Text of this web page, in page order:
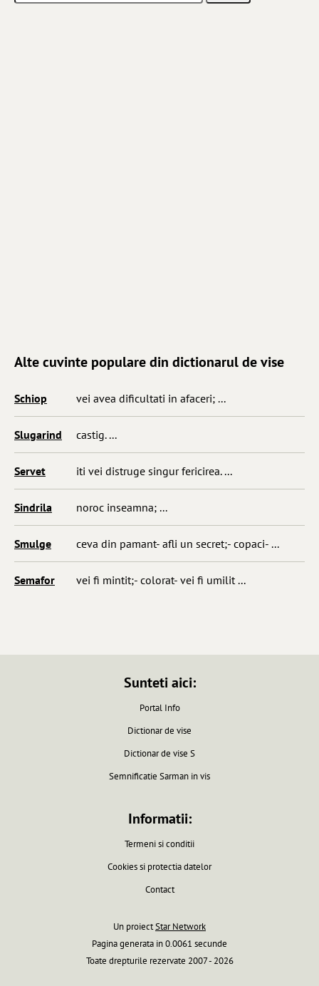
Alte cuvinte populare din dictionarul de vise
Schiop vei avea dificultati in afaceri; ...
Slugarind castig. ...
Servet iti vei distruge singur fericirea. ...
Sindrila noroc inseamna; ...
Smulge ceva din pamant- afli un secret;- copaci- ...
Semafor vei fi mintit;- colorat- vei fi umilit ...
Sunteti aici:
Portal Info
Dictionar de vise
Dictionar de vise S
Semnificatie Sarman in vis
Informatii:
Termeni si conditii
Cookies si protectia datelor
Contact
Un proiectStar Network
Pagina generata in 0.0061 secunde
Toate drepturile rezervate 2007 - 2026